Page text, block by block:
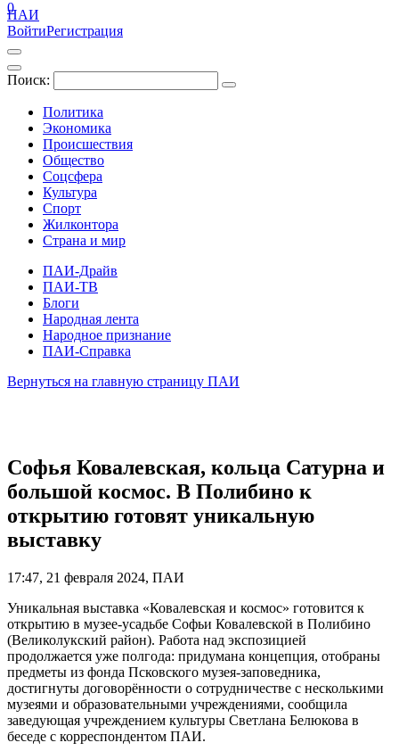
ПАИ
ВойтиРегистрация
Поиск:
Политика
Экономика
Происшествия
Общество
Соцсфера
Культура
Спорт
Жилконтора
Страна и мир
ПАИ-Драйв
ПАИ-ТВ
Блоги
Народная лента
Народное признание
ПАИ-Справка
0
Вернуться на главную страницу ПАИ
Софья Ковалевская, кольца Сатурна и
большой космос. В Полибино к
открытию готовят уникальную
выставку
17:47, 21 февраля 2024, ПАИ
Уникальная выставка «Ковалевская и космос» готовится к
открытию в музее-усадьбе Софьи Ковалевской в Полибино
(Великолукский район). Работа над экспозицией
продолжается уже полгода: придумана концепция, отобраны
предметы из фонда Псковского музея-заповедника,
достигнуты договорённости о сотрудничестве с несколькими
музеями и образовательными учреждениями, сообщила
заведующая учреждением культуры Светлана Белюкова в
беседе с корреспондентом ПАИ.